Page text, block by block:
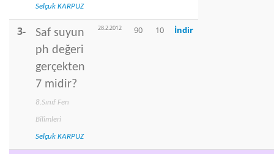
Selçuk KARPUZ
3-
Saf suyun
ph değeri
gerçekten
7 midir?
8.Sınıf Fen
Bilimleri
Selçuk KARPUZ
28.2.2012 90 10 İndir